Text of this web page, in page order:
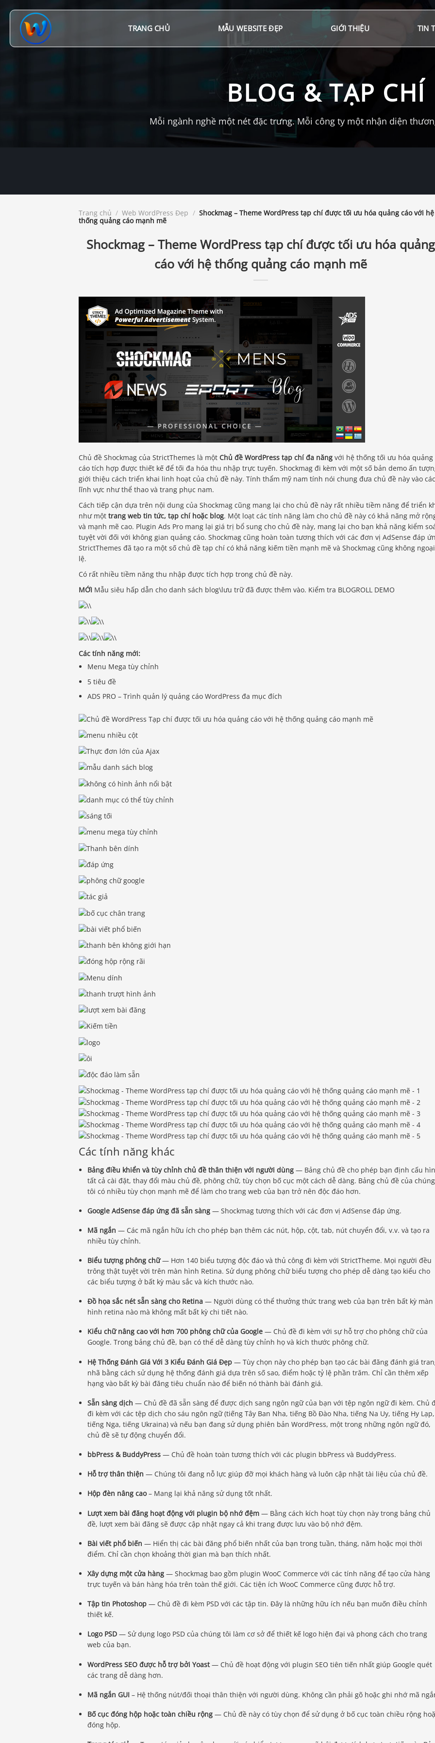
đến
TRANG CHỦ MẪU WEBSITE ĐẸP GIỚI THIỆU TIN
BLOG & TẠP CHÍ
Mỗi ngành nghề một nét đặc trưng. Mỗi công ty một nhận diện
Trang chủ / Web WordPress Đẹp / Shockmag – Theme WordPress tạp chí được tối ưu hóa quảng cáo với hệ
thống quảng cáo mạnh mẽ
Shockmag – Theme WordPress tạp chí được tối ưu hóa quảng
cáo với hệ thống quảng cáo mạnh mẽ
Chủ đề Shockmag của StrictThemes là một Chủ đề WordPress tạp chí đa năng với hệ thống tối ưu hóa quảng
cáo tích hợp được thiết kế để tối đa hóa thu nhập trực tuyến. Shockmag đi kèm với một số bản demo ấn
giới thiệu cách triển khai linh hoạt của chủ đề này. Tính thẩm mỹ nam tính nói chung đưa chủ đề này vào các
lĩnh vực như thể thao và trang phục nam.
Cách tiếp cận dựa trên nội dung của Shockmag cũng mang lại cho chủ đề này rất nhiều tiềm năng để triển
như một trang web tin tức, tạp chí hoặc blog. Một loạt các tính năng làm cho chủ đề này có khả năng mở
và mạnh mẽ cao. Plugin Ads Pro mang lại giá trị bổ sung cho chủ đề này, mang lại cho bạn khả năng kiểm
tuyệt vời đối với không gian quảng cáo. Shockmag cũng hoàn toàn tương thích với các đơn vị AdSense đáp
StrictThemes đã tạo ra một số chủ đề tạp chí có khả năng kiếm tiền mạnh mẽ và Shockmag cũng không ngoại
lệ.
Có rất nhiều tiềm năng thu nhập được tích hợp trong chủ đề này.
MỚI Mẫu siêu hấp dẫn cho danh sách blog\lưu trữ đã được thêm vào. Kiểm tra BLOGROLL DEMO
Các tính năng mới:
Menu Mega tùy chỉnh
5 tiêu đề
ADS PRO – Trình quản lý quảng cáo WordPress đa mục đích
Các tính năng khác
Bảng điều khiển và tùy chỉnh chủ đề thân thiện với người dùng — Bảng chủ đề cho phép bạn định cấu
tất cả cài đặt, thay đổi màu chủ đề, phông chữ, tùy chọn bố cục một cách dễ dàng. Bảng chủ đề của chúng
tôi có nhiều tùy chọn mạnh mẽ để làm cho trang web của bạn trở nên độc đáo hơn.
Google AdSense đáp ứng đã sẵn sàng — Shockmag tương thích với các đơn vị AdSense đáp ứng.
Mã ngắn — Các mã ngắn hữu ích cho phép bạn thêm các nút, hộp, cột, tab, nút chuyển đổi, v.v. và tạo ra
nhiều tùy chỉnh.
Biểu tượng phông chữ— Hơn 140 biểu tượng độc đáo và thủ công đi kèm với StrictTheme. Mọi người đều
trông thật tuyệt vời trên màn hình Retina. Sử dụng phông chữ biểu tượng cho phép dễ dàng tạo kiểu cho
các biểu tượng ở bất kỳ màu sắc và kích thước nào.
Đồ họa sắc nét sẵn sàng cho Retina — Người dùng có thể thưởng thức trang web của bạn trên bất kỳ màn
hình retina nào mà không mất bất kỳ chi tiết nào.
Kiểu chữ nâng cao với hơn 700 phông chữ của Google — Chủ đề đi kèm với sự hỗ trợ cho phông chữ của
Google. Trong bảng chủ đề, bạn có thể dễ dàng tùy chỉnh họ và kích thước phông chữ.
Hệ Thống Đánh Giá Với 3 Kiểu Đánh Giá Đẹp — Tùy chọn này cho phép bạn tạo các bài đăng đánh giá
nhã bằng cách sử dụng hệ thống đánh giá dựa trên số sao, điểm hoặc tỷ lệ phần trăm. Chỉ cần thêm xếp
hạng vào bất kỳ bài đăng tiêu chuẩn nào để biến nó thành bài đánh giá.
Sẵn sàng dịch — Chủ đề đã sẵn sàng để được dịch sang ngôn ngữ của bạn với tệp ngôn ngữ đi kèm. Chủ
đi kèm với các tệp dịch cho sáu ngôn ngữ (tiếng Tây Ban Nha, tiếng Bồ Đào Nha, tiếng Na Uy, tiếng Hy Lạp,
tiếng Nga, tiếng Ukraina) và nếu bạn đang sử dụng phiên bản WordPress, một trong những ngôn ngữ đó,
chủ đề sẽ tự động chuyển đổi.
bbPress & BuddyPress — Chủ đề hoàn toàn tương thích với các plugin bbPress và BuddyPress.
Hỗ trợ thân thiện — Chúng tôi đang nỗ lực giúp đỡ mọi khách hàng và luôn cập nhật tài liệu của chủ đề.
Hộp đèn nâng cao– Mang lại khả năng sử dụng tốt nhất.
Lượt xem bài đăng hoạt động với plugin bộ nhớ đệm — Bằng cách kích hoạt tùy chọn này trong bảng chủ
đề, lượt xem bài đăng sẽ được cập nhật ngay cả khi trang được lưu vào bộ nhớ đệm.
Bài viết phổ biến— Hiển thị các bài đăng phổ biến nhất của bạn trong tuần, tháng, năm hoặc mọi thời
điểm. Chỉ cần chọn khoảng thời gian mà bạn thích nhất.
Xây dựng một cửa hàng — Shockmag bao gồm plugin WooC Commerce với các tính năng để tạo cửa hàng
trực tuyến và bán hàng hóa trên toàn thế giới. Các tiện ích WooC Commerce cũng được hỗ trợ.
Tập tin Photoshop — Chủ đề đi kèm PSD với các tập tin. Đây là những hữu ích nếu bạn muốn điều chỉnh
thiết kế.
Logo PSD — Sử dụng logo PSD của chúng tôi làm cơ sở để thiết kế logo hiện đại và phong cách cho trang
web của bạn.
WordPress SEO được hỗ trợ bởi Yoast— Chủ đề hoạt động với plugin SEO tiên tiến nhất giúp Google quét
các trang dễ dàng hơn.
Mã ngắn GUI – Hệ thống nút/đối thoại thân thiện với người dùng. Không cần phải gõ hoặc ghi nhớ mã
Bố cục đóng hộp hoặc toàn chiều rộng — Chủ đề này có tùy chọn để sử dụng ở bố cục toàn chiều rộng
đóng hộp.